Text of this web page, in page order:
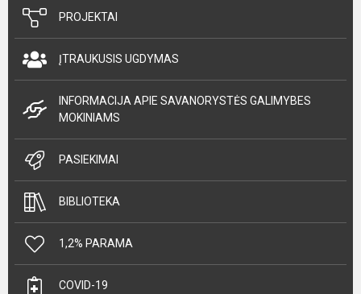
PROJEKTAI
ĮTRAUKUSIS UGDYMAS
INFORMACIJA APIE SAVANORYSTĖS GALIMYBES
MOKINIAMS
PASIEKIMAI
BIBLIOTEKA
1,2% PARAMA
COVID-19